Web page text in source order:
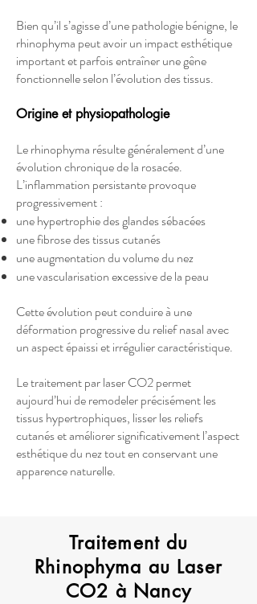
Bien qu’il s’agisse d’une pathologie bénigne, le
rhinophyma peut avoir un impact esthétique
important et parfois entraîner une gêne
fonctionnelle selon l’évolution des tissus.
Origine et physiopathologie
Le rhinophyma résulte généralement d’une
évolution chronique de la rosacée.
L’inflammation persistante provoque
progressivement :
une hypertrophie des glandes sébacées
une fibrose des tissus cutanés
une augmentation du volume du nez
une vascularisation excessive de la peau
Cette évolution peut conduire à une
déformation progressive du relief nasal avec
un aspect épaissi et irrégulier caractéristique.
Le traitement par laser CO2 permet
aujourd’hui de remodeler précisément les
tissus hypertrophiques, lisser les reliefs
cutanés et améliorer significativement l’aspect
esthétique du nez tout en conservant une
apparence naturelle.
Traitement du
Rhinophyma au Laser
CO2 à Nancy